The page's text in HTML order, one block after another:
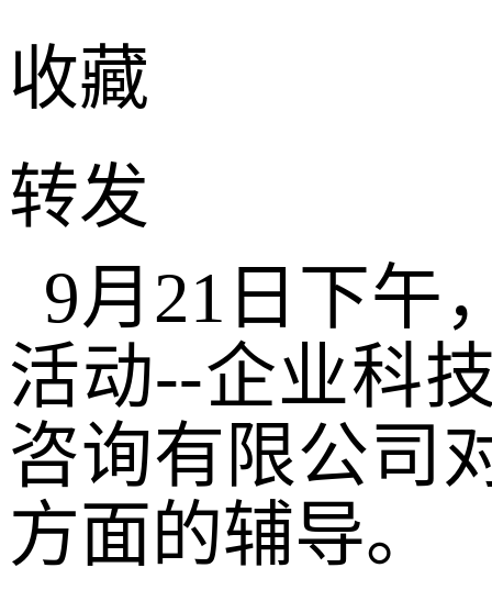
收藏
转发
9月21日下午
活动--企业科
咨询有限公司
方面的辅导。